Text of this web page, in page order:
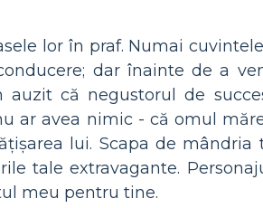
lor în praf. Numai
dar înainte de a
că negustorul de
ar avea nimic - că omul
lui. Scapa de mândria
tale extravagante.
meu pentru tine.